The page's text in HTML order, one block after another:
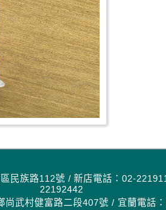
民族路112號 / 新店電話：02-
22192442
尚武村健富路二段407號 / 宜蘭電話